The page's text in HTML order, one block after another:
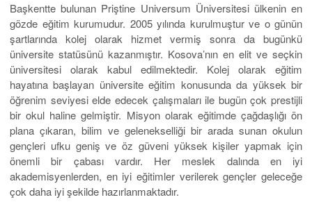
Başkentte bulunan Priştine Universum Üniversitesi ülkenin en
gözde eğitim kurumudur. 2005 yılında kurulmuştur ve o günün
şartlarında kolej olarak hizmet vermiş sonra da bugünkü
üniversite statüsünü kazanmıştır. Kosova’nın en elit ve seçkin
üniversitesi olarak kabul edilmektedir. Kolej olarak eğitim
hayatına başlayan üniversite eğitim konusunda da yüksek bir
öğrenim seviyesi elde edecek çalışmaları ile bugün çok prestijli
bir okul haline gelmiştir. Misyon olarak eğitimde çağdaşlığı ön
plana çıkaran, bilim ve gelenekselliği bir arada sunan okulun
gençleri ufku geniş ve öz güveni yüksek kişiler yapmak için
önemli bir çabası vardır. Her meslek dalında en iyi
akademisyenlerden, en iyi eğitimler verilerek gençler geleceğe
çok daha iyi şekilde hazırlanmaktadır.